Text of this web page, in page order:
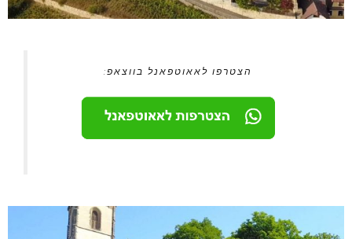
הצטרפו לאאוטפאנל בווצאפ: